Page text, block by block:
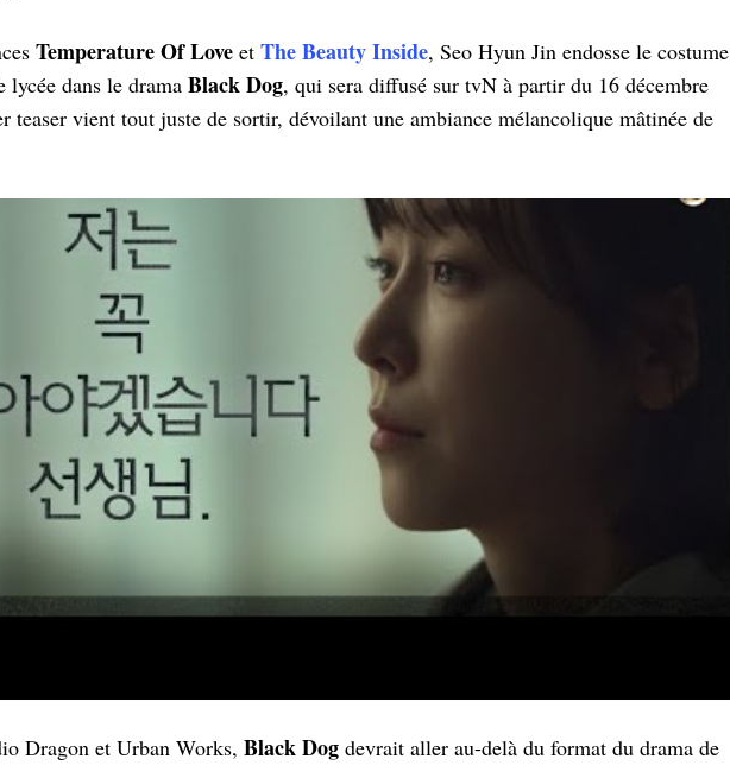
Temperature Of Love et The Beauty Inside, Seo Hyun Jin endosse le costume
lycée dans le drama Black Dog, qui sera diffusé sur tvN à partir du 16 décembre
teaser vient tout juste de sortir, dévoilant une ambiance mélancolique mâtinée de
Dragon et Urban Works, Black Dog devrait aller au-delà du format du drama de